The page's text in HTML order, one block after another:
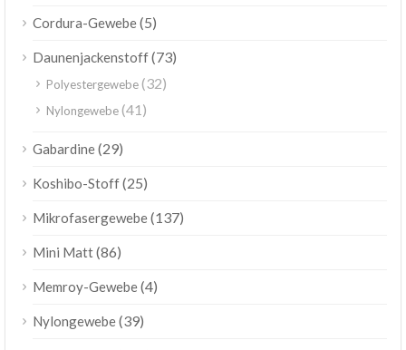
Cordura-Gewebe(5)
Daunenjackenstoff(73)
Polyestergewebe(32)
Nylongewebe(41)
Gabardine(29)
Koshibo-Stoff(25)
Mikrofasergewebe(137)
Mini Matt(86)
Memroy-Gewebe(4)
Nylongewebe(39)